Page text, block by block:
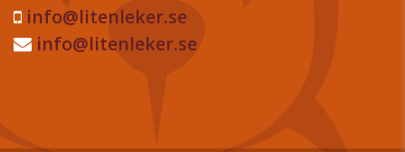
info@litenleker.se
info@litenleker.se